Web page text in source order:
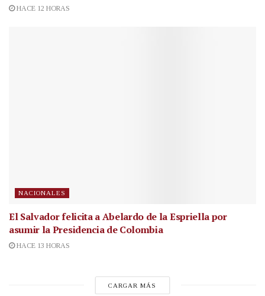
HACE 12 HORAS
NACIONALES
El Salvador felicita a Abelardo de la Espriella por
asumir la Presidencia de Colombia
HACE 13 HORAS
CARGAR MÁS